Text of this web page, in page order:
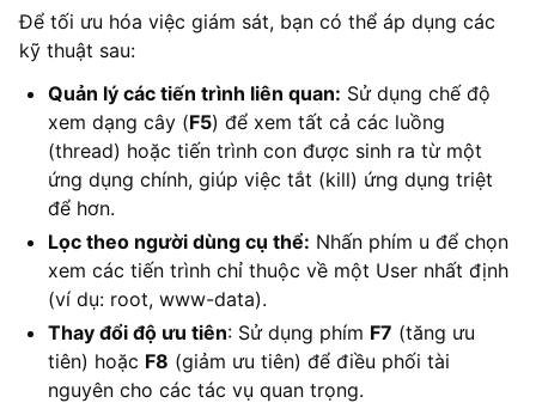
Để tối ưu hóa việc giám sát, bạn có thể áp dụng các
kỹ thuật sau:
Quản lý các tiến trình liên quan: Sử dụng chế độ
xem dạng cây (F5) để xem tất cả các luồng
(thread) hoặc tiến trình con được sinh ra từ một
ứng dụng chính, giúp việc tắt (kill) ứng dụng triệt
để hơn.
Lọc theo người dùng cụ thể: Nhấn phím u để chọn
xem các tiến trình chỉ thuộc về một User nhất định
(ví dụ: root, www-data).
Thay đổi độ ưu tiên: Sử dụng phím F7 (tăng ưu
tiên) hoặc F8 (giảm ưu tiên) để điều phối tài
nguyên cho các tác vụ quan trọng.